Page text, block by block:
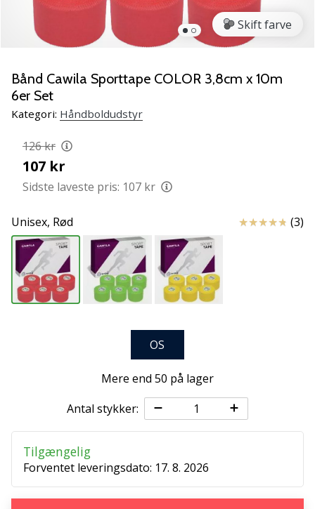
NITRO
SQD
de
nye
PUMA
Accelerate
SQD
håndboldsko
Oplev
de
tekniske
opdateringer
og
find
25. 11. 2024
2 min. Læsning
Bliv
vores
Skift farve
Bånd Cawila Sporttape COLOR 3,8cm x 10m
6er Set
Kategori: Håndboldudstyr
126 kr
107 kr
Sidste laveste pris: 107 kr
Unisex, Rød Anmeldelser
(3)
OS
Mere end 50 på lager
Antal stykker:
Tilgængelig
Forventet leveringsdato: 17. 8. 2026